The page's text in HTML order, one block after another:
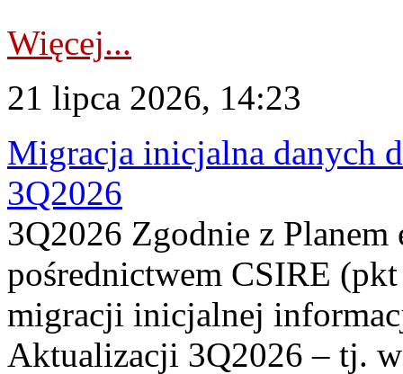
Więcej...
21 lipca 2026, 14:23
Migracja inicjalna danych
3Q2026
3Q2026 Zgodnie z
pośrednictwem CSIRE
migracji inicjalnej
Aktualizacji 3Q2026 – tj.